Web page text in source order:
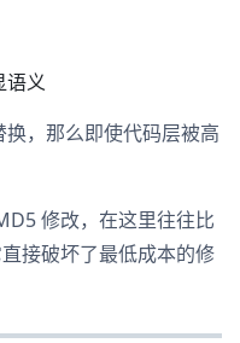
语义
，那么即使代码层被高
修改，在这里往往比
接破坏了最低成本的修